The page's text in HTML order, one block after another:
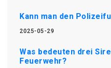
Kann man den
2025-05-29
Was bedeuten drei
Feuerwehr?